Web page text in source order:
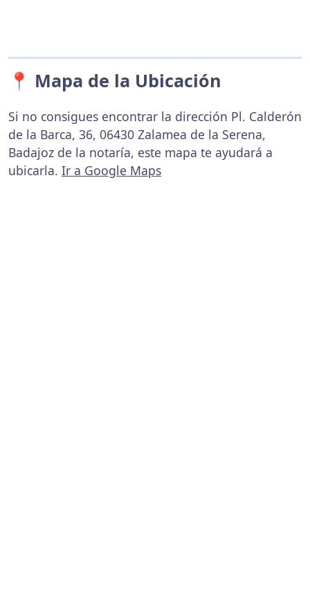
📍 Mapa de la Ubicación
Si no consigues encontrar la dirección Pl. Calderón
de la Barca, 36, 06430 Zalamea de la Serena,
Badajoz de la notaría, este mapa te ayudará a
ubicarla. Ir a Google Maps